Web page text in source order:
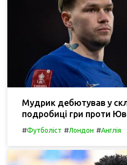
Мудрик дебютував у
подробиці гри проти
#Футболіст #Лондон #Англія